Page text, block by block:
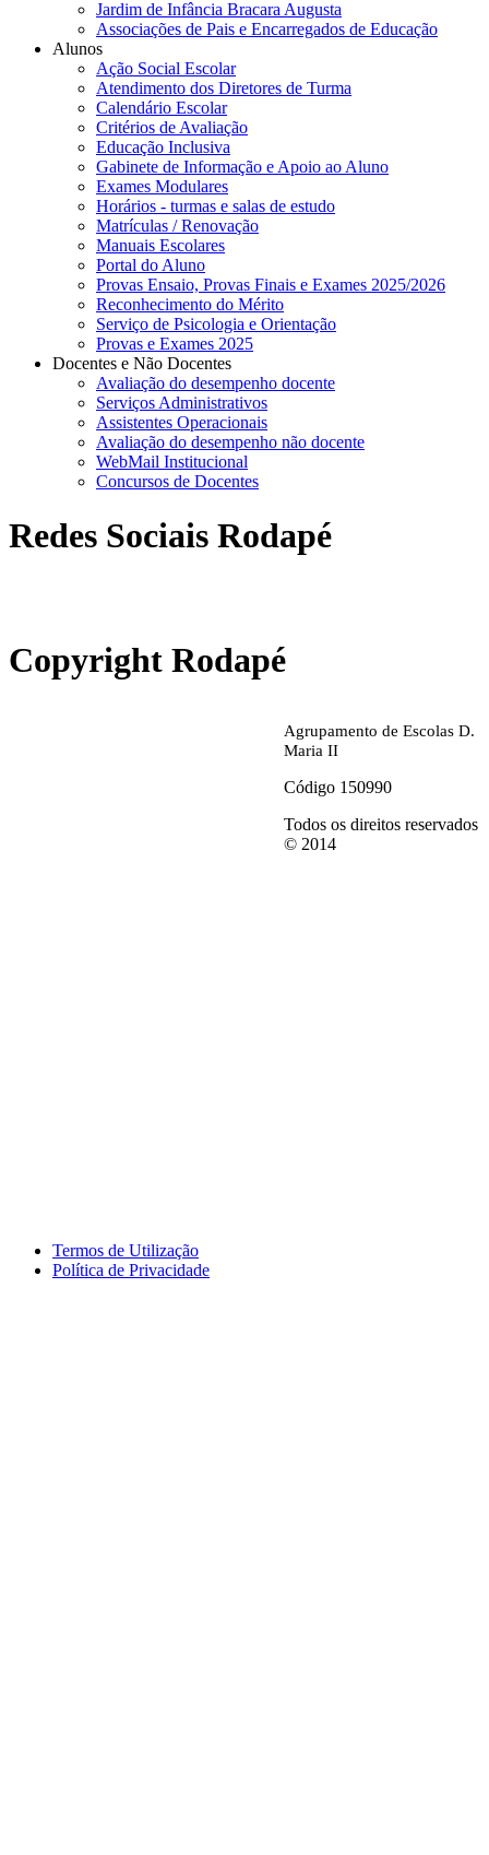
Jardim de Infância Bracara Augusta
Associações de Pais e Encarregados de Educação
Alunos
Ação Social Escolar
Atendimento dos Diretores de Turma
Calendário Escolar
Critérios de Avaliação
Educação Inclusiva
Gabinete de Informação e Apoio ao Aluno
Exames Modulares
Horários - turmas e salas de estudo
Matrículas / Renovação
Manuais Escolares
Portal do Aluno
Provas Ensaio, Provas Finais e Exames 2025/2026
Reconhecimento do Mérito
Serviço de Psicologia e Orientação
Provas e Exames 2025
Docentes e Não Docentes
Avaliação do desempenho docente
Serviços Administrativos
Assistentes Operacionais
Avaliação do desempenho não docente
WebMail Institucional
Concursos de Docentes
Redes Sociais Rodapé
Copyright Rodapé
Agrupamento de Escolas D.
Maria II
Código 150990
Todos os direitos reservados
© 2014
Termos de Utilização
Política de Privacidade